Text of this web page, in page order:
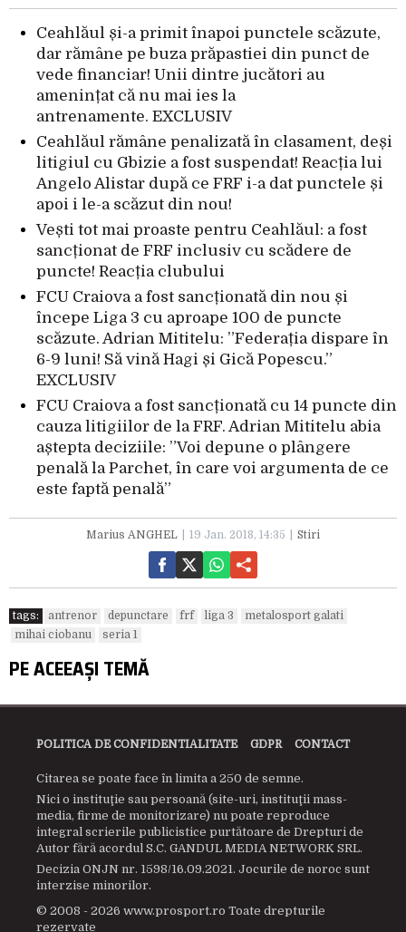
Ceahlăul și-a primit înapoi punctele scăzute,
dar rămâne pe buza prăpastiei din punct de
vede financiar! Unii dintre jucători au
amenințat că nu mai ies la
antrenamente. EXCLUSIV
Ceahlăul rămâne penalizată în clasament, deși
litigiul cu Gbizie a fost suspendat! Reacția lui
Angelo Alistar după ce FRF i-a dat punctele și
apoi i le-a scăzut din nou!
Vești tot mai proaste pentru Ceahlăul: a fost
sancționat de FRF inclusiv cu scădere de
puncte! Reacția clubului
FCU Craiova a fost sancționată din nou și
începe Liga 3 cu aproape 100 de puncte
scăzute. Adrian Mititelu: ”Federația dispare în
6-9 luni! Să vină Hagi și Gică Popescu.”
EXCLUSIV
FCU Craiova a fost sancționată cu 14 puncte din
cauza litigiilor de la FRF. Adrian Mititelu abia
aștepta deciziile: ”Voi depune o plângere
penală la Parchet, în care voi argumenta de ce
este faptă penală”
Marius ANGHEL 19 Jan. 2018, 14:35 Stiri
tags: antrenor depunctare frf liga 3
metalosport galati
mihai ciobanu
seria 1
PE ACEEAȘI TEMĂ
POLITICA DE CONFIDENTIALITATE GDPR CONTACT
Citarea se poate face în limita a 250 de semne.
Nici o instituţie sau persoană (site-uri, instituţii mass-
media, firme de monitorizare) nu poate reproduce
integral scrierile publicistice purtătoare de Drepturi de
Autor fără acordul S.C. GANDUL MEDIA NETWORK SRL.
Decizia ONJN nr. 1598/16.09.2021. Jocurile de noroc sunt
interzise minorilor.
© 2008 - 2026 www.prosport.ro Toate drepturile
rezervate